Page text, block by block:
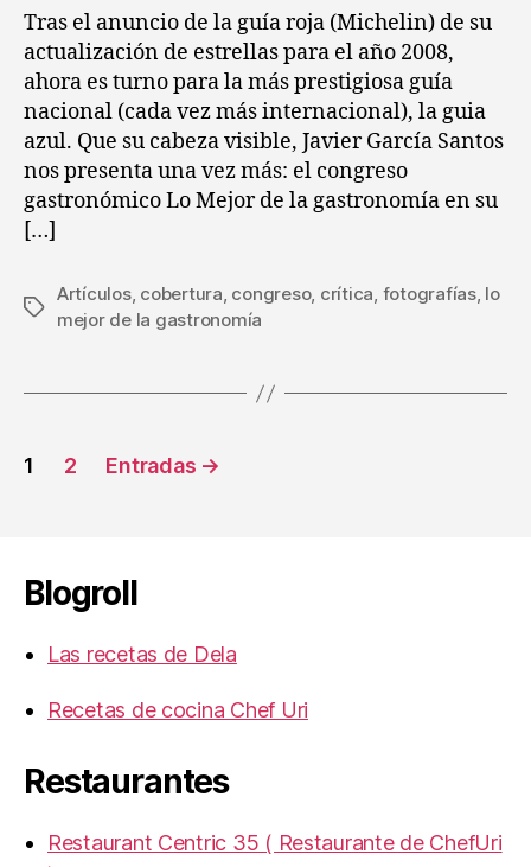
la
X
edición
de
Lo
mejor
de
la
Tras el anuncio de la guía roja (Michelin) de su
actualización de estrellas para el año 2008,
ahora es turno para la más prestigiosa guía
nacional (cada vez más internacional), la guia
azul. Que su cabeza visible, Javier García Santos
nos presenta una vez más: el congreso
gastronómico Lo Mejor de la gastronomía en su
[…]
Etiquetas
Artículos, cobertura, congreso, crítica, fotografías, lo
mejor de la gastronomía
Paginación
1 2 Entradas →
Blogroll
Las recetas de Dela
Recetas de cocina Chef Uri
Restaurantes
Restaurant Centric 35 ( Restaurante de ChefUri